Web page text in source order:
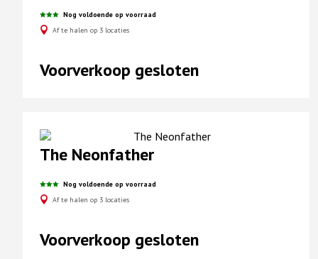
Nog voldoende op voorraad
Af te halen op 3 locaties
Voorverkoop gesloten
The Neonfather
Nog voldoende op voorraad
Af te halen op 3 locaties
Voorverkoop gesloten